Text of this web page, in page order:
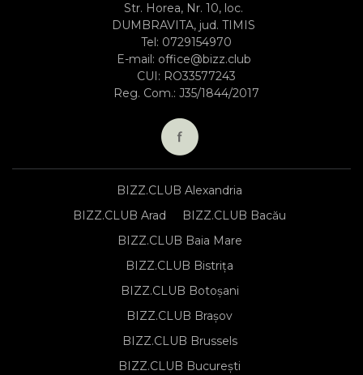
Str. Horea, Nr. 10, loc.
DUMBRAVITA, jud. TIMIS
Tel: 0729154970
E-mail: office@bizz.club
CUI: RO33577243
Reg. Com.: J35/1844/2017
BIZZ.CLUB Alexandria
BIZZ.CLUB Arad
BIZZ.CLUB Bacău
BIZZ.CLUB Baia Mare
BIZZ.CLUB Bistrița
BIZZ.CLUB Botoșani
BIZZ.CLUB Brașov
BIZZ.CLUB Brussels
BIZZ.CLUB București